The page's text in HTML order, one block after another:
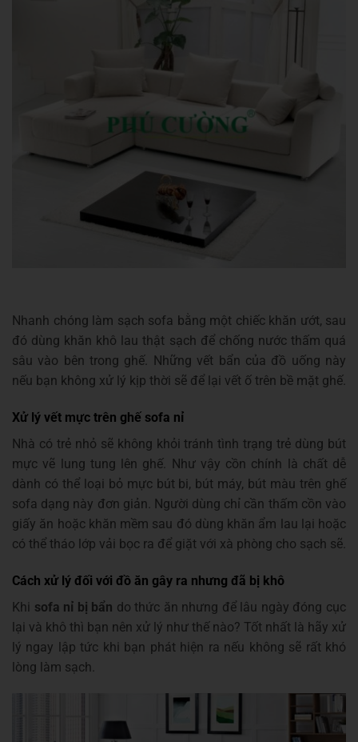
Nhanh chóng làm sạch sofa bằng một chiếc khăn ướt, sau
đó dùng khăn khô lau thật sạch để chống nước thấm quá
sâu vào bên trong ghế. Những vết bẩn của đồ uống này
nếu bạn không xử lý kịp thời sẽ để lại vết ố trên bề mặt ghế.
Xử lý vết mực trên ghế sofa nỉ
Nhà có trẻ nhỏ sẽ không khỏi tránh tình trạng trẻ dùng bút
mực vẽ lung tung lên ghế. Như vậy cồn chính là chất dễ
dành có thể loại bỏ mực bút bi, bút máy, bút màu trên ghế
sofa dạng này đơn giản. Người dùng chỉ cần thấm cồn vào
giấy ăn hoặc khăn mềm sau đó dùng khăn ẩm lau lại hoặc
có thể tháo lớp vải bọc ra để giặt với xà phòng cho sạch sẽ.
Cách xử lý đối với đồ ăn gây ra nhưng đã bị khô
Khi sofa nỉ bị bẩn do thức ăn nhưng để lâu ngày đóng cục
lại và khô thì bạn nên xử lý như thế nào? Tốt nhất là hãy xử
lý ngay lập tức khi bạn phát hiện ra nếu không sẽ rất khó
lòng làm sạch.